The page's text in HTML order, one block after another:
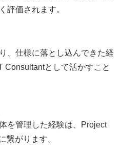
評価されます。
、仕様に落とし込んできた経
Consultantとして活かすこと
を管理した経験は、Project
繋がります。